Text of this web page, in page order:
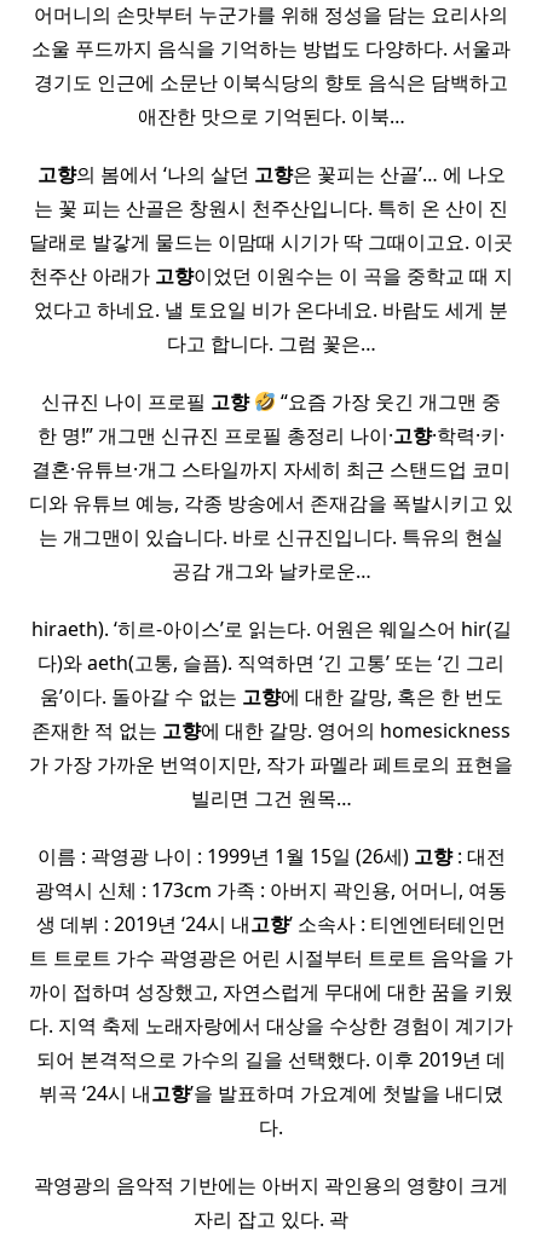
어머니의 손맛부터 누군가를 위해 정성을 담는 요리사의
소울 푸드까지 음식을 기억하는 방법도 다양하다. 서울과
경기도 인근에 소문난 이북식당의 향토 음식은 담백하고
애잔한 맛으로 기억된다. 이북…
고향의 봄에서 ‘나의 살던 고향은 꽃피는 산골’… 에 나오
는 꽃 피는 산골은 창원시 천주산입니다. 특히 온 산이 진
달래로 발갛게 물드는 이맘때 시기가 딱 그때이고요. 이곳
천주산 아래가 고향이었던 이원수는 이 곡을 중학교 때 지
었다고 하네요. 낼 토요일 비가 온다네요. 바람도 세게 분
다고 합니다. 그럼 꽃은…
신규진 나이 프로필 고향
“요즘 가장 웃긴 개그맨 중
한 명!” 개그맨 신규진 프로필 총정리 나이·고향·학력·키·
결혼·유튜브·개그 스타일까지 자세히 최근 스탠드업 코미
디와 유튜브 예능, 각종 방송에서 존재감을 폭발시키고 있
는 개그맨이 있습니다. 바로 신규진입니다. 특유의 현실
공감 개그와 날카로운…
hiraeth). ‘히르-아이스’로 읽는다. 어원은 웨일스어 hir(길
다)와 aeth(고통, 슬픔). 직역하면 ‘긴 고통’ 또는 ‘긴 그리
움’이다. 돌아갈 수 없는 고향에 대한 갈망, 혹은 한 번도
존재한 적 없는 고향에 대한 갈망. 영어의 homesickness
가 가장 가까운 번역이지만, 작가 파멜라 페트로의 표현을
빌리면 그건 원목…
이름 : 곽영광 나이 : 1999년 1월 15일 (26세) 고향: 대전
광역시 신체 : 173cm 가족 : 아버지 곽인용, 어머니, 여동
생 데뷔 : 2019년 ‘24시 내고향’ 소속사 : 티엔엔터테인먼
트 트로트 가수 곽영광은 어린 시절부터 트로트 음악을 가
까이 접하며 성장했고, 자연스럽게 무대에 대한 꿈을 키웠
다. 지역 축제 노래자랑에서 대상을 수상한 경험이 계기가
되어 본격적으로 가수의 길을 선택했다. 이후 2019년 데
뷔곡 ‘24시 내고향’을 발표하며 가요계에 첫발을 내디뎠
다.
곽영광의 음악적 기반에는 아버지 곽인용의 영향이 크게
자리 잡고 있다. 곽